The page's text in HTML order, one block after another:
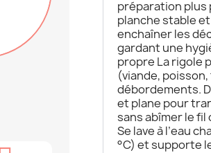
préparation plus
planche stable
enchaîner les
gardant une
propre La rigole
(viande,
débordements.
et plane pour
sans abîmer le fil
Se lave à l’eau
°C) et supporte